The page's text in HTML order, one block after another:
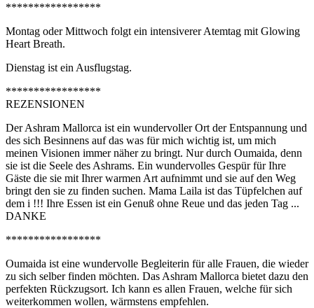
*****************
Montag oder Mittwoch folgt ein intensiverer Atemtag mit Glowing
Heart Breath.
Dienstag ist ein Ausflugstag.
*****************
REZENSIONEN
Der Ashram Mallorca ist ein wundervoller Ort der Entspannung und
des sich Besinnens auf das was für mich wichtig ist, um mich
meinen Visionen immer näher zu bringt. Nur durch Oumaida, denn
sie ist die Seele des Ashrams. Ein wundervolles Gespür für Ihre
Gäste die sie mit Ihrer warmen Art aufnimmt und sie auf den Weg
bringt den sie zu finden suchen. Mama Laila ist das Tüpfelchen auf
dem i !!! Ihre Essen ist ein Genuß ohne Reue und das jeden Tag ...
DANKE
*****************
Oumaida ist eine wundervolle Begleiterin für alle Frauen, die wieder
zu sich selber finden möchten. Das Ashram Mallorca bietet dazu den
perfekten Rückzugsort. Ich kann es allen Frauen, welche für sich
weiterkommen wollen, wärmstens empfehlen.